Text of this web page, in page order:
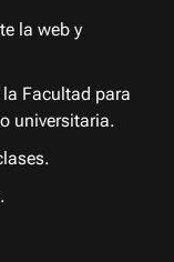
la web y
Facultad para
universitaria.